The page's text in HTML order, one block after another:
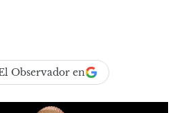
Observador en